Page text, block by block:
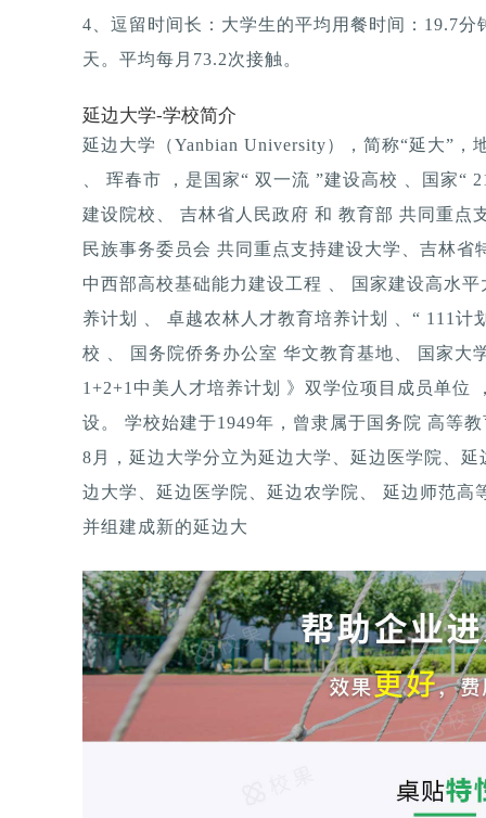
4、逗留时间长：大学生的平均用餐时间：19.7
天。平均每月73.2次接触。
延边大学-学校简介
延边大学（Yanbian University），简称“延大”
、 珲春市 ，是国家“ 双一流 ”建设高校 、国家“
建设院校、 吉林省人民政府 和 教育部 共同重点
民族事务委员会 共同重点支持建设大学、吉林
中西部高校基础能力建设工程 、 国家建设高水
养计划 、 卓越农林人才教育培养计划 、“ 111计
校 、 国务院侨务办公室 华文教育基地、 国家大
1+2+1中美人才培养计划 》双学位项目成员单位
设。 学校始建于1949年，曾隶属于国务院 高等
8月，延边大学分立为延边大学、延边医学院、
边大学、延边医学院、延边农学院、 延边师范高
并组建成新的延边大